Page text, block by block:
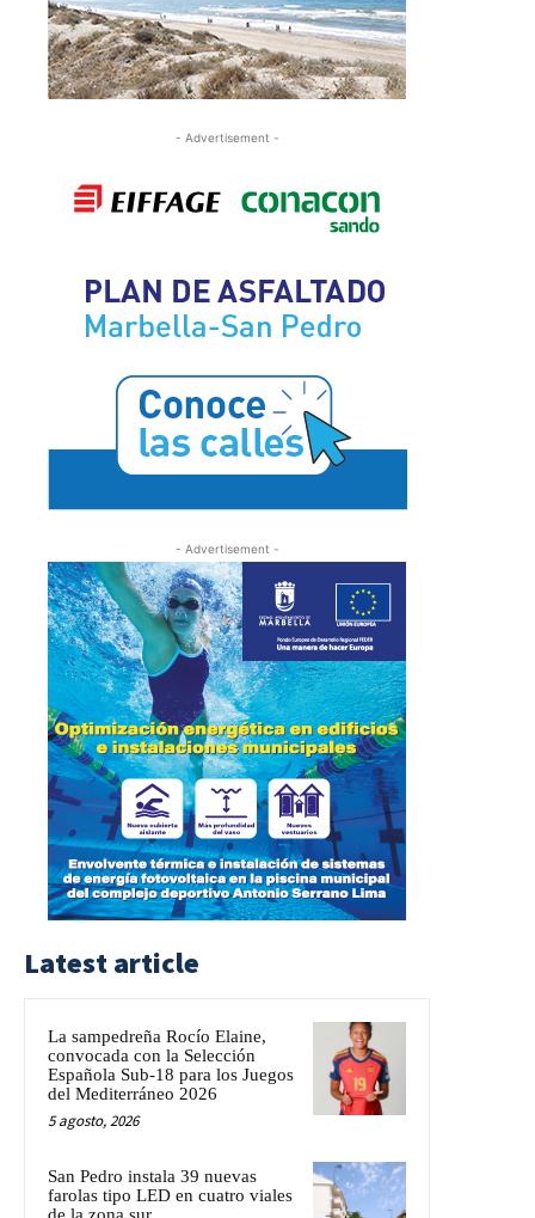
- Advertisement -
- Advertisement -
Latest article
La sampedreña Rocío Elaine,
convocada con la Selección
Española Sub-18 para los Juegos
del Mediterráneo 2026
5 agosto, 2026
San Pedro instala 39 nuevas
farolas tipo LED en cuatro viales